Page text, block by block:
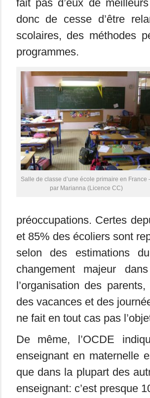
fait pas d’eux de
donc de cesse d’être
scolaires, des méthodes
programmes.
Salle de classe d’une école primaire en France
par Marianna (Licence CC)
préoccupations. Certes
et 85% des écoliers sont
selon des estimations
changement majeur
l’organisation des
des vacances et des
ne fait en tout cas pas
De même, l’OCDE
enseignant en maternelle
que dans la plupart des
enseignant: c’est presque